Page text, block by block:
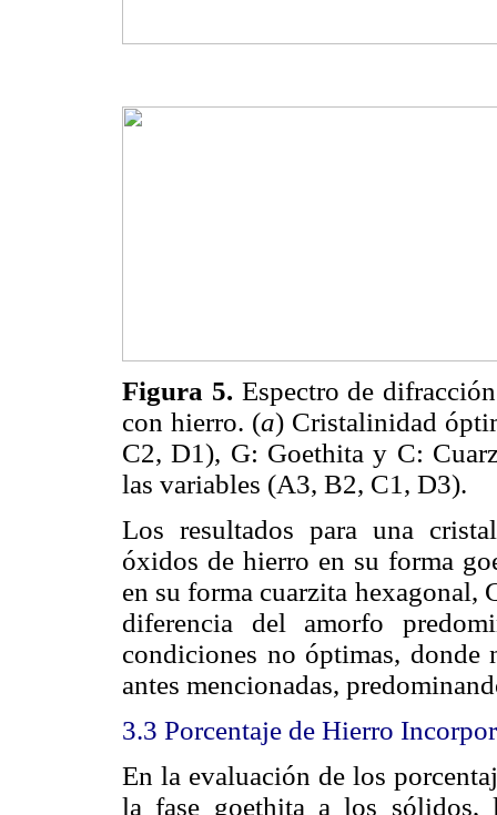
Figura 5. Espectro de
con hierro. (a) Cristalinidad
C2, D1), G: Goethita y C:
las variables (A3, B2, C1, D3).
Los resultados para una
óxidos de hierro en su forma
en su forma cuarzita hexagonal,
diferencia del amorfo
condiciones no óptimas, donde
antes mencionadas,
3.3 Porcentaje de Hierro
En la evaluación de los
la fase goethita a los sólidos,